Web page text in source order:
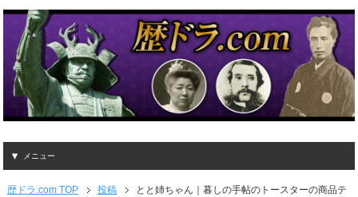
メニュー
歴ドラ.com TOP 投稿
とと姉ちゃん｜暮しの手帖のトースターの商品テ